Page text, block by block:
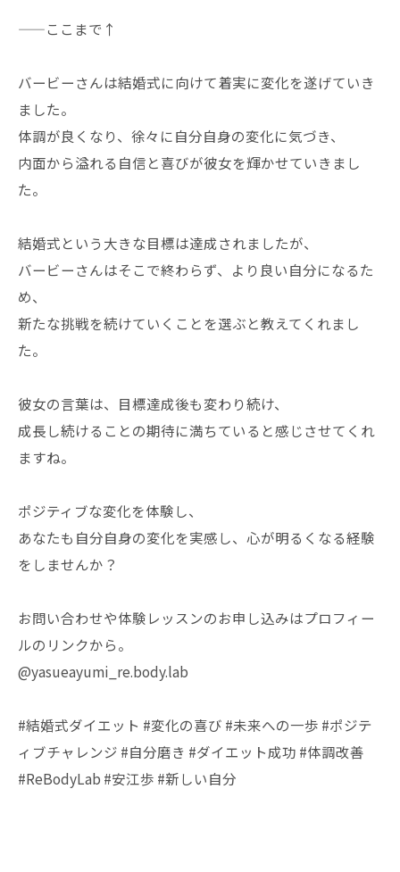
——ここまで↑
バービーさんは結婚式に向けて着実に変化を遂げていき
ました。
体調が良くなり、徐々に自分自身の変化に気づき、
内面から溢れる自信と喜びが彼女を輝かせていきまし
た。
結婚式という大きな目標は達成されましたが、
バービーさんはそこで終わらず、より良い自分になるた
め、
新たな挑戦を続けていくことを選ぶと教えてくれまし
た。
彼女の言葉は、目標達成後も変わり続け、
成長し続けることの期待に満ちていると感じさせてくれ
ますね。
ポジティブな変化を体験し、
あなたも自分自身の変化を実感し、心が明るくなる経験
をしませんか？
お問い合わせや体験レッスンのお申し込みはプロフィー
ルのリンクから。
@yasueayumi_re.body.lab
#結婚式ダイエット #変化の喜び #未来への一歩 #ポジテ
ィブチャレンジ #自分磨き #ダイエット成功 #体調改善
#ReBodyLab #安江歩 #新しい自分